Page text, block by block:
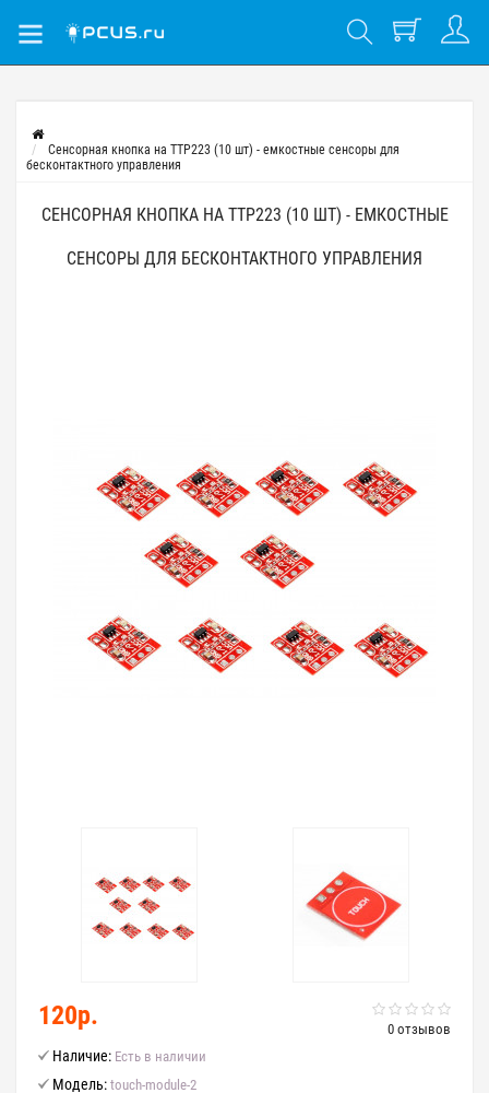
Сенсорная кнопка на TTP223 (10 шт) - емкостные сенсоры для
бесконтактного управления
СЕНСОРНАЯ КНОПКА НА TTP223 (10 ШТ) - ЕМКОСТНЫЕ
СЕНСОРЫ ДЛЯ БЕСКОНТАКТНОГО УПРАВЛЕНИЯ
0 отзывов
120р.
Наличие: Есть в наличии
Модель: touch-module-2